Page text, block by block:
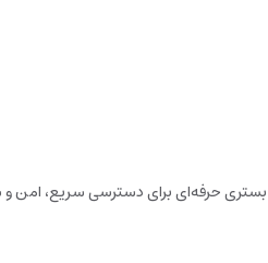
حرفه‌ای برای دسترسی سریع، امن